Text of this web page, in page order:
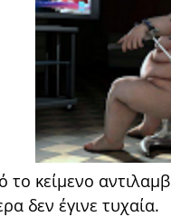
το κείμενο
δεν έγινε τυχαία.